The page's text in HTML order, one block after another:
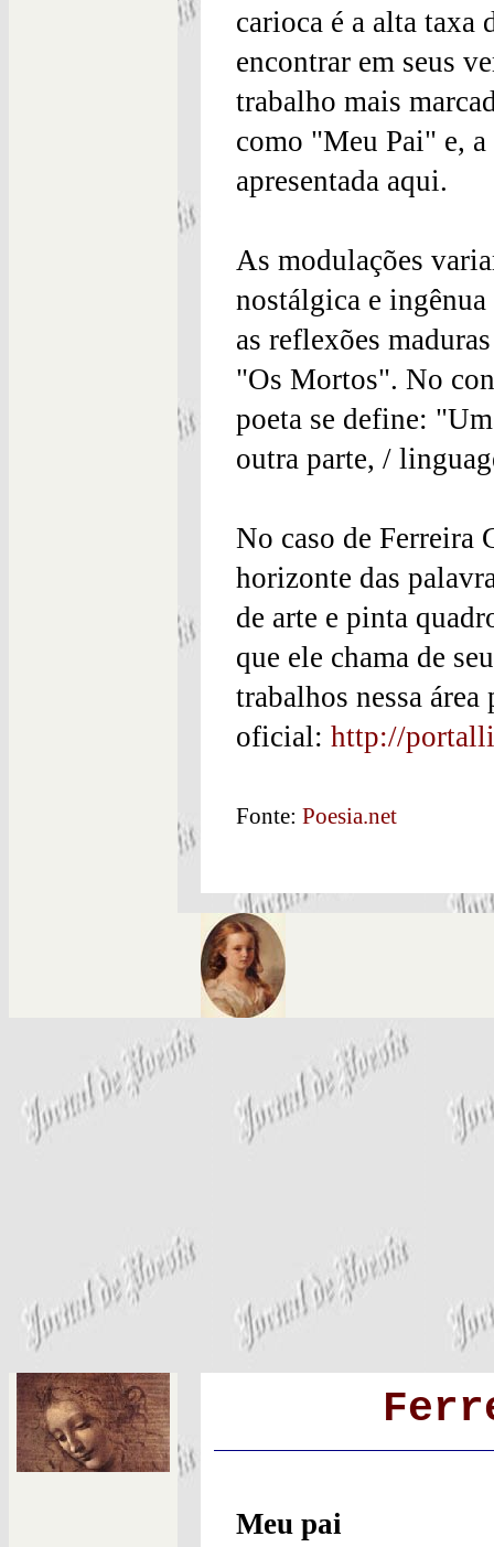
carioca é a alta taxa
encontrar em seus
trabalho mais
como "Meu Pai" e,
apresentada aqui.
As modulações
nostálgica e
as reflexões
"Os Mortos". No
poeta se define:
outra parte, /
No caso de Ferreira
horizonte das
de arte e pinta
que ele chama de
trabalhos nessa
oficial: http://
Fonte: Poesia.net
Meu pai